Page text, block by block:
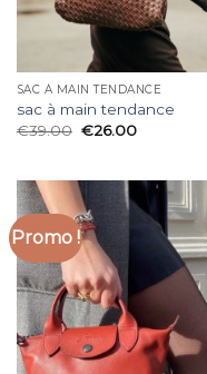
SAC À MAIN TENDANCE
sac à main tendance
€39.00 €26.00
Promo !